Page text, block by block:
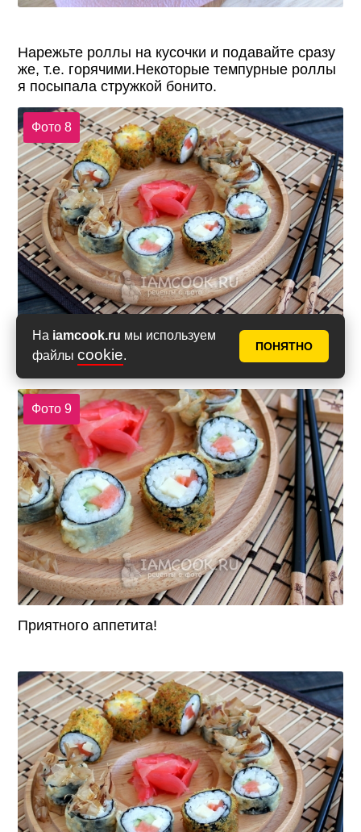
На iamcook.ru мы используем
файлы cookie.
ПОНЯТНО
Нарежьте роллы на кусочки и подавайте сразу
же, т.е. горячими.Некоторые темпурные роллы
я посыпала стружкой бонито.
Фото 8
Роллы темпура готовы.
Фото 9
Приятного аппетита!